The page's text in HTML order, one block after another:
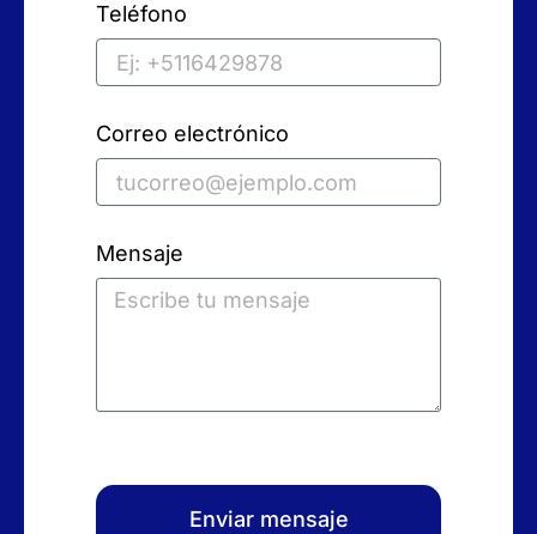
Teléfono
Correo electrónico
Mensaje
Enviar mensaje